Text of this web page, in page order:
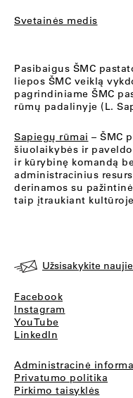
Svetainės medis
Pasibaigus ŠMC
liepos ŠMC veiklą
pagrindiniame ŠMC
rūmų padalinyje (L.
Sapiegų rūmai – ŠMC
šiuolaikybės ir
ir kūrybinę komandą
administracinius
derinamos su
taip įtraukiant
Užsisakykite
Facebook
Instagram
YouTube
LinkedIn
Administracinė
Privatumo politika
Pirkimo taisyklės